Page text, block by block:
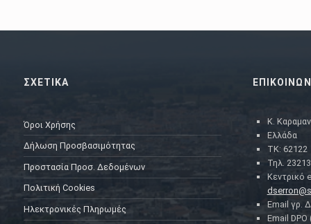
ΣΧΕΤΙΚΑ
Όροι Χρήσης
Δήλωση Προσβασιμότητας
Προστασία Προσ. Δεδομένων
Πολιτική Cookies
Ηλεκτρονικές Πληρωμές
Κ.
Ελλάδα
ΤΚ: 62122
Τηλ.
Κεντρικό
Email γρ.
Email